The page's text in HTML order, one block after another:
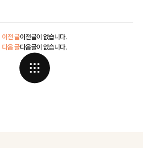
이전 글이전글이 없습니다.
다음글이 없습니다.
다음 글